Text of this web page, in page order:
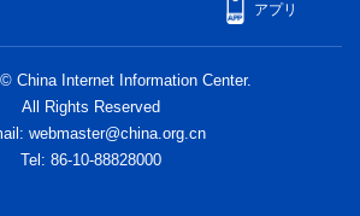
アプリ
China Internet Information Center.
All Rights Reserved
webmaster@china.org.cn
Tel: 86-10-88828000